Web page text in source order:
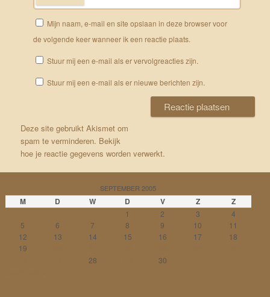
Mijn naam, e-mail en site opslaan in deze browser voor
de volgende keer wanneer ik een reactie plaats.
Stuur mij een e-mail als er vervolgreacties zijn.
Stuur mij een e-mail als er nieuwe berichten zijn.
Deze site gebruikt Akismet om
spam te verminderen. Bekijk
hoe je reactie gegevens worden verwerkt.
SEPTEMBER 2005
M D W D V Z Z
1 2 3
4
5
6 7 8 9 10
11
12
13 14 15 16 17
18
19
28 30